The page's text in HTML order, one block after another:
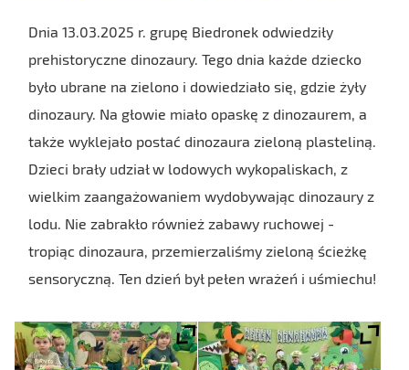
Dnia 13.03.2025 r. grupę Biedronek odwiedziły
prehistoryczne dinozaury. Tego dnia każde dziecko
było ubrane na zielono i dowiedziało się, gdzie żyły
dinozaury. Na głowie miało opaskę z dinozaurem, a
także wyklejało postać dinozaura zieloną plasteliną.
Dzieci brały udział w lodowych wykopaliskach, z
wielkim zaangażowaniem wydobywając dinozaury z
lodu. Nie zabrakło również zabawy ruchowej -
tropiąc dinozaura, przemierzaliśmy zieloną ścieżkę
sensoryczną. Ten dzień był pełen wrażeń i uśmiechu!